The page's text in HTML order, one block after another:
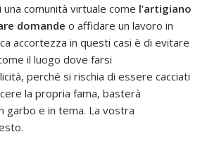
comunità virtuale come l’artigiano
domande o affidare un lavoro in
accortezza in questi casi è di evitare
il luogo dove farsi
perché si rischia di essere cacciati
la propria fama, basterà
garbo e in tema. La vostra